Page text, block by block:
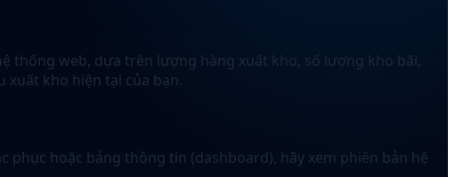
thống web, dựa trên lượng hàng xuất kho, số lượng kho bãi,
xuất kho hiện tại của bạn.
hoặc bảng thông tin (dashboard), hãy xem phiên bản hệ